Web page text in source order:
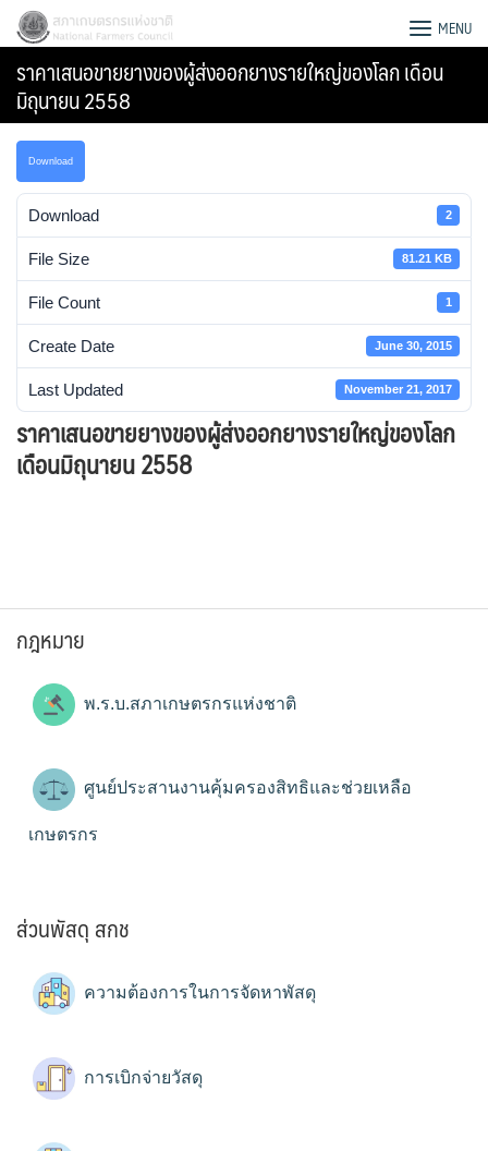
Skip
content
Search
for:
สภาเกษตรกรแห่งชาติ MENU
ราคาเสนอขายยางของผู้ส่งออกยางรายใหญ่ของโลก เดือน
มิถุนายน 2558
Download
Download 2
File Size 81.21 KB
File Count 1
Create Date June 30, 2015
Last Updated November 21, 2017
ราคาเสนอขายยางของผู้ส่งออกยางรายใหญ่ของโลก
เดือนมิถุนายน 2558
กฎหมาย
พ.ร.บ.สภาเกษตรกรแห่งชาติ
ศูนย์ประสานงานคุ้มครองสิทธิและช่วยเหลือ
เกษตรกร
ส่วนพัสดุ สกช
ความต้องการในการจัดหาพัสดุ
การเบิกจ่ายวัสดุ